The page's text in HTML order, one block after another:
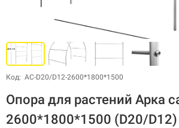
Код: АС-D20/D12-2600*1800*1500
Опора для растений Арка
2600*1800*1500 (D20/D12)